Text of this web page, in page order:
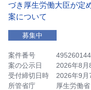
づき厚生労働大臣が定
案について
募集中
案件番号
495260144
案の公示日
2026年8月
受付締切日時
2026年9月
所管省庁
厚生労働省